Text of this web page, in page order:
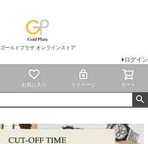
ゴールドプラザ オンラインストア
ログイン
お気に入り マイページ カート